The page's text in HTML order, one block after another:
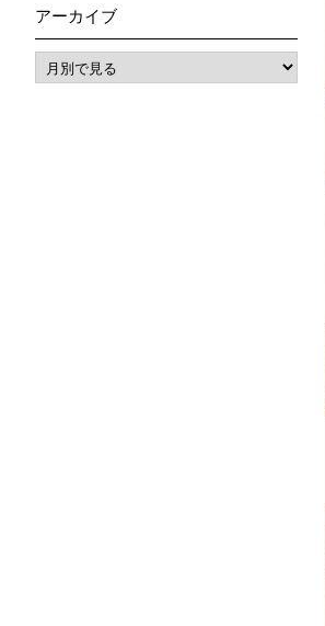
アーカイブ